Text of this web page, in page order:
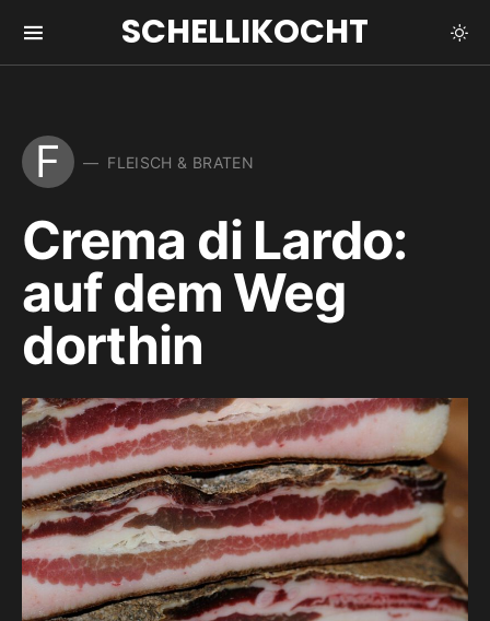
SCHELLIKOCHT
F FLEISCH & BRATEN
Crema di Lardo:
auf dem Weg
dorthin